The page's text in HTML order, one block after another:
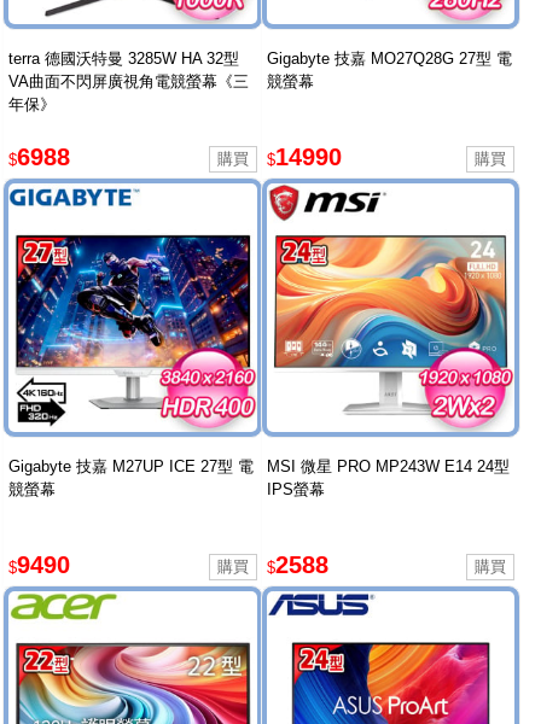
terra 德國沃特曼 3285W HA 32型
VA曲面不閃屏廣視角電競螢幕《三
年保》
$6988
Gigabyte 技嘉 MO27Q28G 27型 電
競螢幕
$14990
Gigabyte 技嘉 M27UP ICE 27型 電
競螢幕
$9490
MSI 微星 PRO MP243W E14 24型
IPS螢幕
$2588